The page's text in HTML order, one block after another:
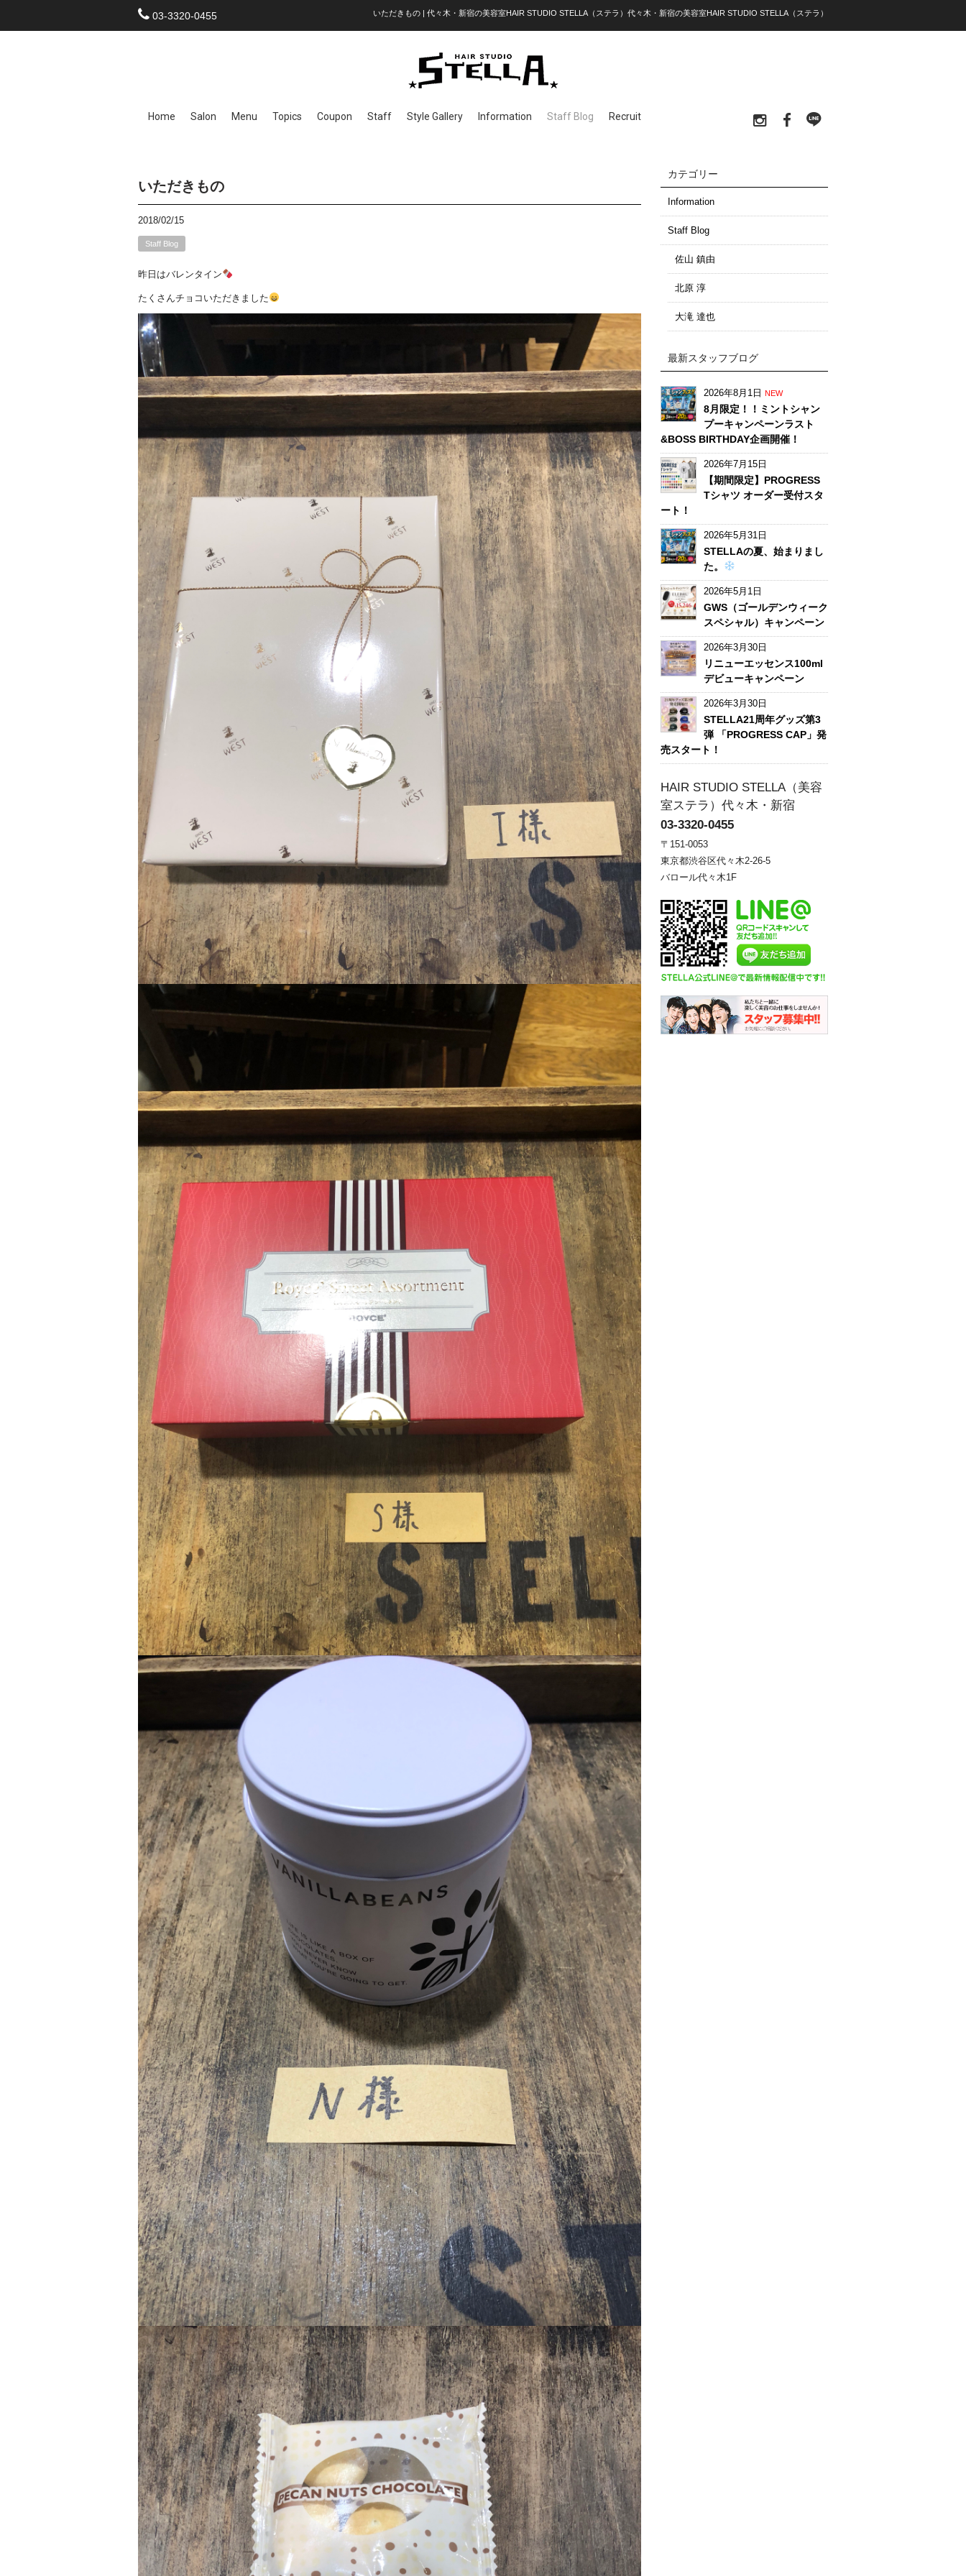
03-3320-0455 いただきもの | 代々木・新宿の美容室HAIR STUDIO STELLA（ステラ）代々木・新宿の美容室HAIR STUDIO STELLA（ステラ）
Home Salon Menu Topics Coupon Staff Style Gallery Information Staff Blog Recruit
いただきもの
2018/02/15
Staff Blog
昨日はバレンタイン
たくさんチョコいただきました
カテゴリー
Information
Staff Blog
佐山 鎮由
北原 淳
大滝 達也
最新スタッフブログ
2026年8月1日 NEW
8月限定！！ミントシャン
プーキャンペーンラスト
&BOSS BIRTHDAY企画開催！
2026年7月15日
【期間限定】PROGRESS
Tシャツ オーダー受付スタ
ート！
2026年5月31日
STELLAの夏、始まりまし
た。
2026年5月1日
GWS（ゴールデンウィーク
スペシャル）キャンペーン
2026年3月30日
リニューエッセンス100ml
デビューキャンペーン
2026年3月30日
STELLA21周年グッズ第3
弾 「PROGRESS CAP」発
売スタート！
HAIR STUDIO STELLA（美容
室ステラ）代々木・新宿
03-3320-0455
〒151-0053
東京都渋谷区代々木2-26-5
バロール代々木1F